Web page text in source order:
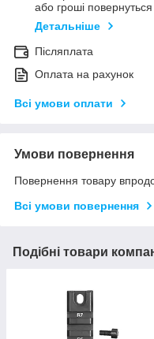
або гроші
Детальніше
Післяплата
Оплата на рахунок
Всі умови оплати
Умови повернення
Повернення товару
Всі умови повернення
Подібні товари